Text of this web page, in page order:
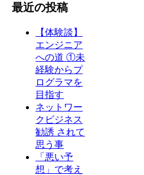
最近の投稿
【体験談】
エンジニア
への道 ①未
経験からプ
ログラマを
目指す
ネットワー
クビジネス
勧誘 されて
思う事
「悪い予
想」で考え